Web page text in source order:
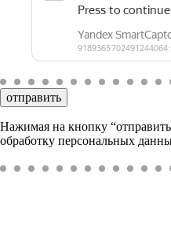
отправить
Нажимая на кнопку
обработку персональных